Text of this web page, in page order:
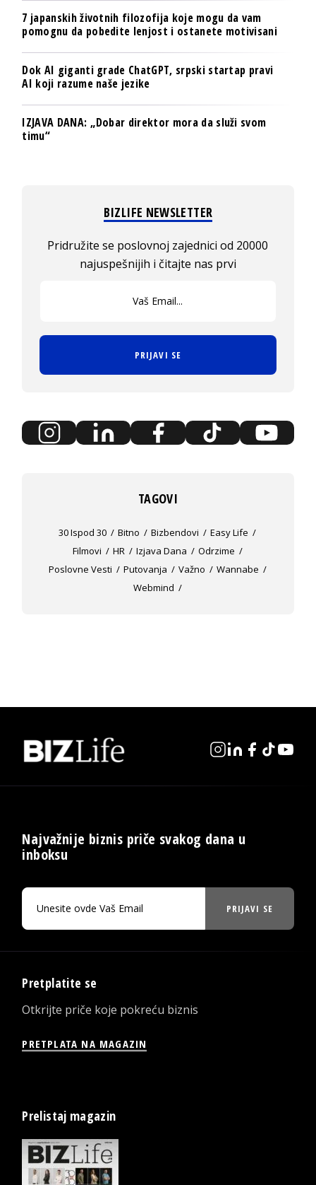
7 japanskih životnih filozofija koje mogu da vam
pomognu da pobedite lenjost i ostanete motivisani
Dok AI giganti grade ChatGPT, srpski startap pravi
AI koji razume naše jezike
IZJAVA DANA: „Dobar direktor mora da služi svom
timu“
BIZLIFE NEWSLETTER
Pridružite se poslovnoj zajednici od 20000
najuspešnijih i čitajte nas prvi
PRIJAVI SE
TAGOVI
30 Ispod 30 Bitno Bizbendovi
Easy Life
Filmovi
HR Izjava Dana
Odrzime
Poslovne Vesti
Putovanja Važno
Wannabe
Webmind
Najvažnije biznis priče svakog dana u
inboksu
PRIJAVI SE
Pretplatite se
Otkrijte priče koje pokreću biznis
PRETPLATA NA MAGAZIN
Prelistaj magazin